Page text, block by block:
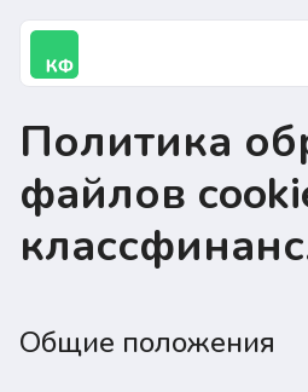
Возможности
Тарифы
Вопросы-
Политика
файлов
Общие положения